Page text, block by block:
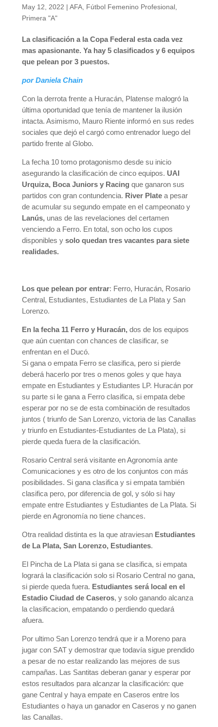
May 12, 2022 | AFA, Fútbol Femenino Profesional,
Primera "A"
La clasificación a la Copa Federal esta cada vez
mas apasionante. Ya hay 5 clasificados y 6 equipos
que pelean por 3 puestos.
por Daniela Chain
Con la derrota frente a Huracán, Platense malogró la
última oportunidad que tenía de mantener la ilusión
intacta. Asimismo, Mauro Riente informó en sus redes
sociales que dejó el cargó como entrenador luego del
partido frente al Globo.
La fecha 10 tomo protagonismo desde su inicio
asegurando la clasificación de cinco equipos. UAI
Urquiza, Boca Juniors y Racing que ganaron sus
partidos con gran contundencia. River Plate a pesar
de acumular su segundo empate en el campeonato y
Lanús,unas de las revelaciones del certamen
venciendo a Ferro. En total, son ocho los cupos
disponibles y solo quedan tres vacantes para siete
realidades.
Los que pelean por entrar: Ferro, Huracán, Rosario
Central, Estudiantes, Estudiantes de La Plata y San
Lorenzo.
En la fecha 11 Ferro y Huracán,dos de los equipos
que aún cuentan con chances de clasificar, se
enfrentan en el Ducó.
Si gana o empata Ferro se clasifica, pero si pierde
deberá hacerlo por tres o menos goles y que haya
empate en Estudiantes y Estudiantes LP. Huracán por
su parte si le gana a Ferro clasifica, si empata debe
esperar por no se de esta combinación de resultados
juntos ( triunfo de San Lorenzo, victoria de las Canallas
y triunfo en Estudiantes-Estudiantes de La Plata), si
pierde queda fuera de la clasificación.
Rosario Central será visitante en Agronomía ante
Comunicaciones y es otro de los conjuntos con más
posibilidades. Si gana clasifica y si empata también
clasifica pero, por diferencia de gol, y sólo si hay
empate entre Estudiantes y Estudiantes de La Plata. Si
pierde en Agronomía no tiene chances.
Otra realidad distinta es la que atraviesan Estudiantes
de La Plata, San Lorenzo, Estudiantes.
El Pincha de La Plata si gana se clasifica, si empata
logrará la clasificación solo si Rosario Central no gana,
si pierde queda fuera. Estudiantes será local en el
Estadio Ciudad de Caseros, y solo ganando alcanza
la clasificacion, empatando o perdiendo quedará
afuera.
Por ultimo San Lorenzo tendrá que ir a Moreno para
jugar con SAT y demostrar que todavía sigue prendido
a pesar de no estar realizando las mejores de sus
campañas. Las Santitas deberan ganar y esperar por
estos resultados para alcanzar la clasificación: que
gane Central y haya empate en Caseros entre los
Estudiantes o haya un ganador en Caseros y no ganen
las Canallas.